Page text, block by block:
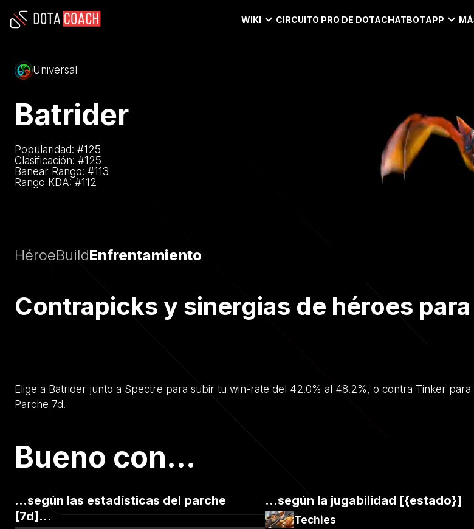
WIKI CIRCUITO PRO DE DOTACHATBOTAPP
Universal
Batrider
Popularidad: #125
Clasificación: #125
Banear Rango: #113
Rango KDA: #112
HéroeBuildEnfrentamiento
Contrapicks y sinergias de héroes
Elige a Batrider junto a Spectre para subir tu win-rate del 42.0% al 48.2%, o contra Tinker para
Parche 7d.
Bueno con...
...según las estadísticas del parche
[7d]...
...según la jugabilidad [{estado}]
Techies